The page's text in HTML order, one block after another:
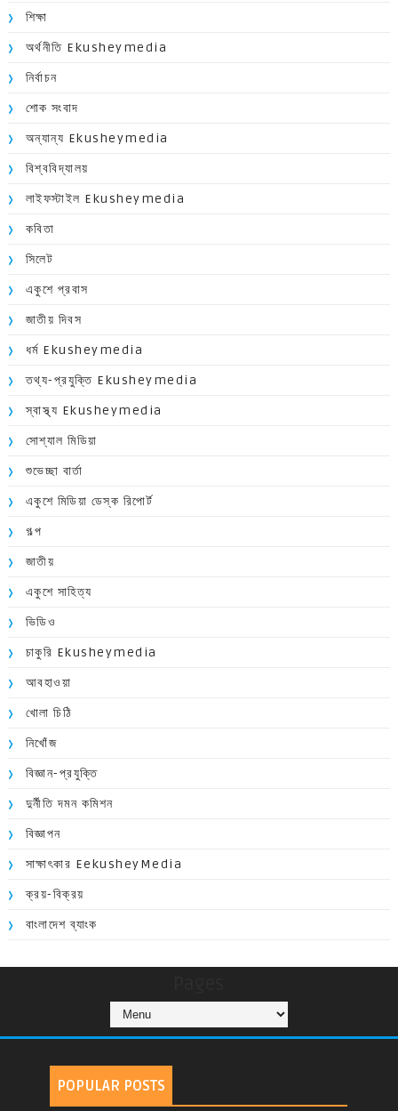
শিক্ষা
অর্থনীতি Ekusheymedia
নির্বাচন
শোক সংবাদ
অন্যান্য Ekusheymedia
বিশ্ববিদ্যালয়
লাইফস্টাইল Ekusheymedia
কবিতা
সিলেট
একুশে প্রবাস
জাতীয় দিবস
ধর্ম Ekusheymedia
তথ্য-প্রযুক্তি Ekusheymedia
স্বাস্থ্য Ekusheymedia
সোশ্যাল মিডিয়া
শুভেচ্ছা বার্তা
একুশে মিডিয়া ডেস্ক রিপোর্ট
গল্প
জাতীয়
একুশে সাহিত্য
ভিডিও
চাকুরি Ekusheymedia
আবহাওয়া
খোলা চিঠি
নিখোঁজ
বিজ্ঞান-প্রযুক্তি
দুর্নীতি দমন কমিশন
বিজ্ঞাপন
সাক্ষাৎকার EekusheyMedia
ক্রয়-বিক্রয়
বাংলাদেশ ব্যাংক
POPULAR POSTS